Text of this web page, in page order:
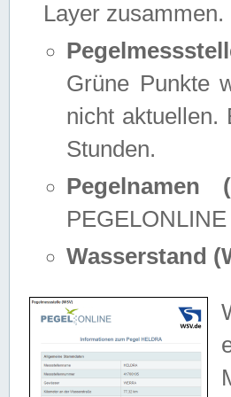
Layer zusammen.
Grüne Punkte
nicht aktuellen.
Stunden.
Pegelnamen
PEGELONLINE
Wasserstand